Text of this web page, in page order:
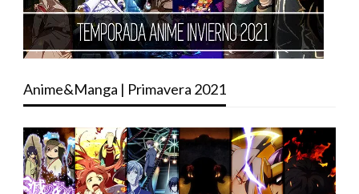
Anime&Manga | Primavera 2021